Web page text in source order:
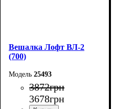
Вешалка Лофт ВЛ-2
(700)
25493
3872грн
3678грн